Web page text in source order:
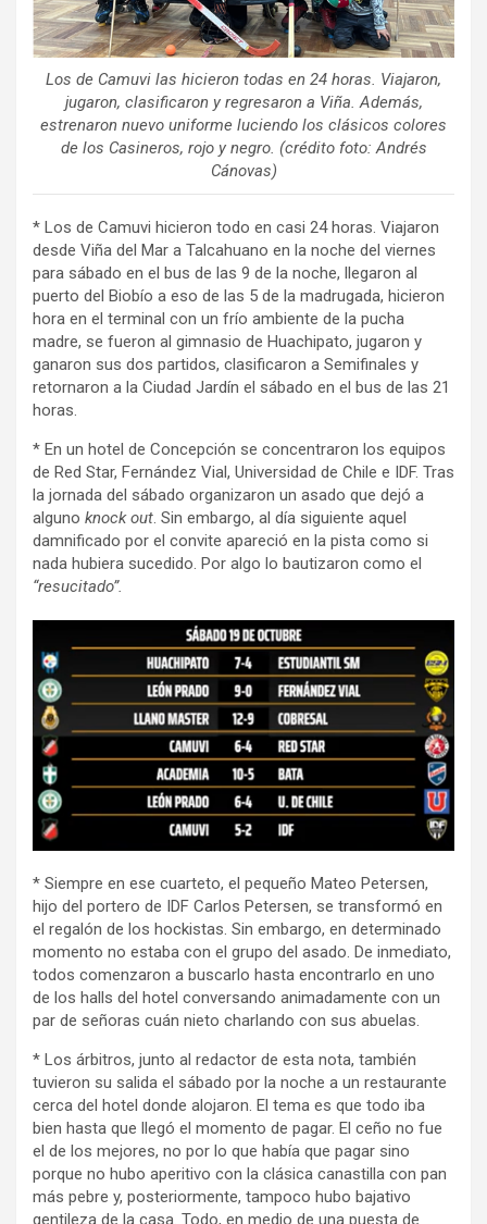
Los de Camuvi las hicieron todas en 24 horas. Viajaron,
jugaron, clasificaron y regresaron a Viña. Además,
estrenaron nuevo uniforme luciendo los clásicos colores
de los Casineros, rojo y negro. (crédito foto: Andrés
Cánovas)
* Los de Camuvi hicieron todo en casi 24 horas. Viajaron
desde Viña del Mar a Talcahuano en la noche del viernes
para sábado en el bus de las 9 de la noche, llegaron al
puerto del Biobío a eso de las 5 de la madrugada, hicieron
hora en el terminal con un frío ambiente de la pucha
madre, se fueron al gimnasio de Huachipato, jugaron y
ganaron sus dos partidos, clasificaron a Semifinales y
retornaron a la Ciudad Jardín el sábado en el bus de las 21
horas.
* En un hotel de Concepción se concentraron los equipos
de Red Star, Fernández Vial, Universidad de Chile e IDF. Tras
la jornada del sábado organizaron un asado que dejó a
alguno knock out . Sin embargo, al día siguiente aquel
damnificado por el convite apareció en la pista como si
nada hubiera sucedido. Por algo lo bautizaron como el
“resucitado”.
* Siempre en ese cuarteto, el pequeño Mateo Petersen,
hijo del portero de IDF Carlos Petersen, se transformó en
el regalón de los hockistas. Sin embargo, en determinado
momento no estaba con el grupo del asado. De inmediato,
todos comenzaron a buscarlo hasta encontrarlo en uno
de los halls del hotel conversando animadamente con un
par de señoras cuán nieto charlando con sus abuelas.
* Los árbitros, junto al redactor de esta nota, también
tuvieron su salida el sábado por la noche a un restaurante
cerca del hotel donde alojaron. El tema es que todo iba
bien hasta que llegó el momento de pagar. El ceño no fue
el de los mejores, no por lo que había que pagar sino
porque no hubo aperitivo con la clásica canastilla con pan
más pebre y, posteriormente, tampoco hubo bajativo
gentileza de la casa. Todo, en medio de una puesta de